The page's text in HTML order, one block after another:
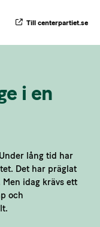
Till centerpartiet.se
i en
lång tid har
Det har präglat
idag krävs ett
och